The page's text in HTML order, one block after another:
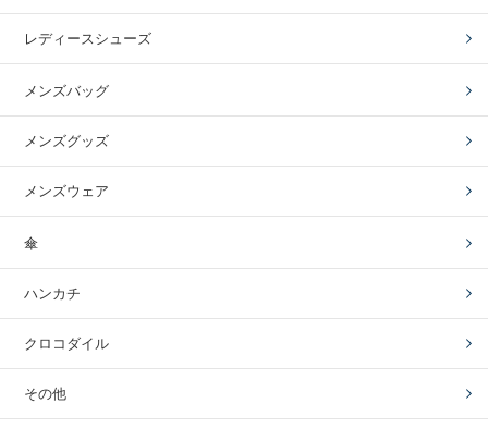
レディースシューズ
メンズバッグ
メンズグッズ
メンズウェア
傘
ハンカチ
クロコダイル
その他